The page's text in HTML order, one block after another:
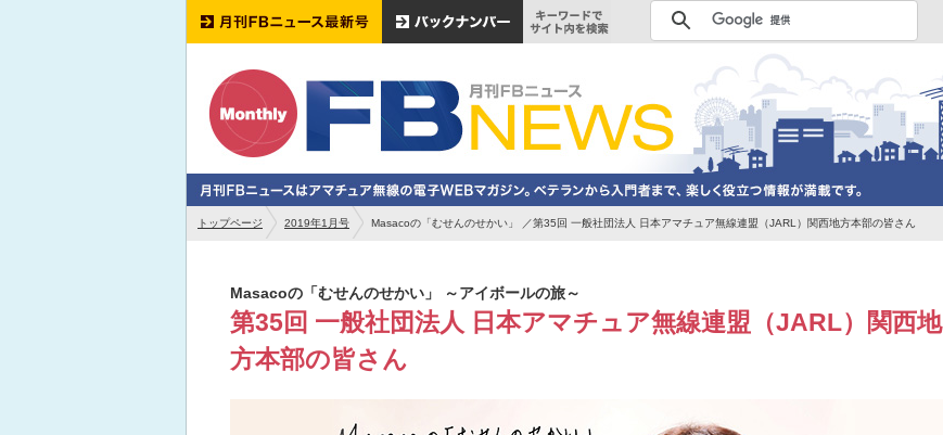
トップページ 2019年1月号 Masacoの「むせんのせかい」 ／第35回 一般社団法人 日本アマチュア無線連盟（JARL）関西地方本部の皆さん
Masacoの「むせんのせかい」 ～アイボールの旅～
第35回 一般社団法人 日本アマチュア無線連盟（JARL）関西地
方本部の皆さん